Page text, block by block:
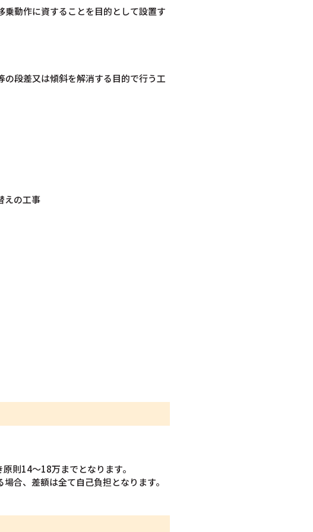
動作に資することを目的として設置す
段差又は傾斜を解消する目的で行う工
えの工事
則14～18万までとなります。
合、差額は全て自己負担となります。